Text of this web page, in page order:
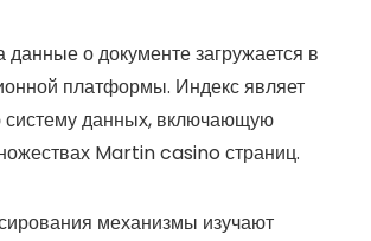
данные о документе загружается в
платформы. Индекс являет
систему данных, включающую
Martin casino страниц.
механизмы изучают